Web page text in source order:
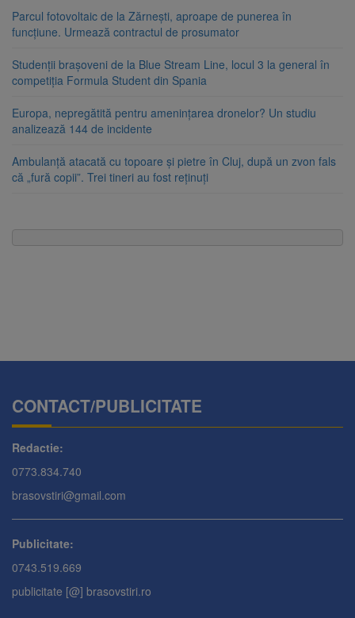
Parcul fotovoltaic de la Zărnești, aproape de punerea în
funcțiune. Urmează contractul de prosumator
Studenții brașoveni de la Blue Stream Line, locul 3 la general în
competiția Formula Student din Spania
Europa, nepregătită pentru amenințarea dronelor? Un studiu
analizează 144 de incidente
Ambulanță atacată cu topoare și pietre în Cluj, după un zvon fals
că „fură copii”. Trei tineri au fost reținuți
CONTACT/PUBLICITATE
Redactie:
0773.834.740
brasovstiri@gmail.com
Publicitate:
0743.519.669
publicitate [@] brasovstiri.ro